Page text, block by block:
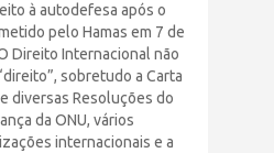
à autodefesa após o
pelo Hamas em 7 de
Direito Internacional não
sobretudo a Carta
diversas Resoluções do
da ONU, vários
internacionais e a